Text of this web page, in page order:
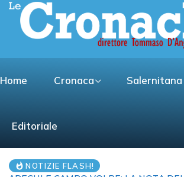
Home Cronaca Salernitana
Editoriale
NOTIZIE FLASH!